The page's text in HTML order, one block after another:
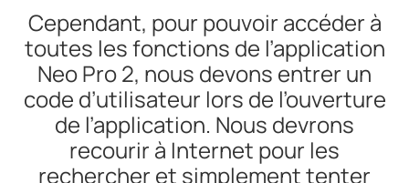
Cependant, pour pouvoir accéder à
toutes les fonctions de l’application
Neo Pro 2, nous devons entrer un
code d’utilisateur lors de l’ouverture
de l’application. Nous devrons
recourir à Internet pour les
rechercher et simplement tenter